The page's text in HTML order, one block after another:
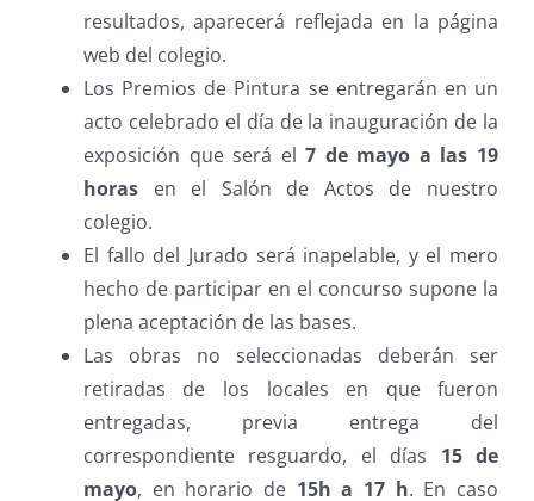
resultados, aparecerá reflejada en la página
web del colegio.
Los Premios de Pintura se entregarán en un
acto celebrado el día de la inauguración de la
exposición que será el 7 de mayo a las 19
horasen el Salón de Actos de nuestro
colegio.
El fallo del Jurado será inapelable, y el mero
hecho de participar en el concurso supone la
plena aceptación de las bases.
Las obras no seleccionadas deberán ser
retiradas de los locales en que fueron
entregadas, previa entrega del
correspondiente resguardo, el días 15 de
mayo, en horario de 15h a 17 h. En caso